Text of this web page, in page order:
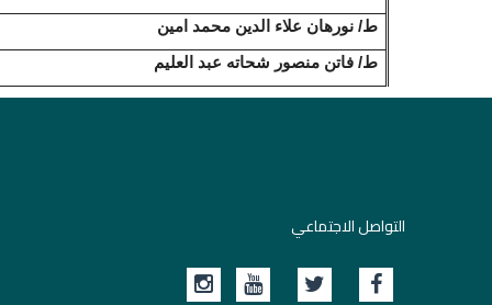
ط/ نورهان علاء الدين محمد امين
ط/ فاتن منصور شحاته عبد العليم
التواصل الاجتماعي